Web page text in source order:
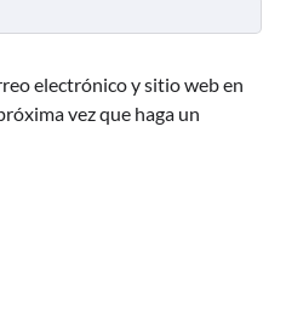
electrónico y sitio web en
vez que haga un